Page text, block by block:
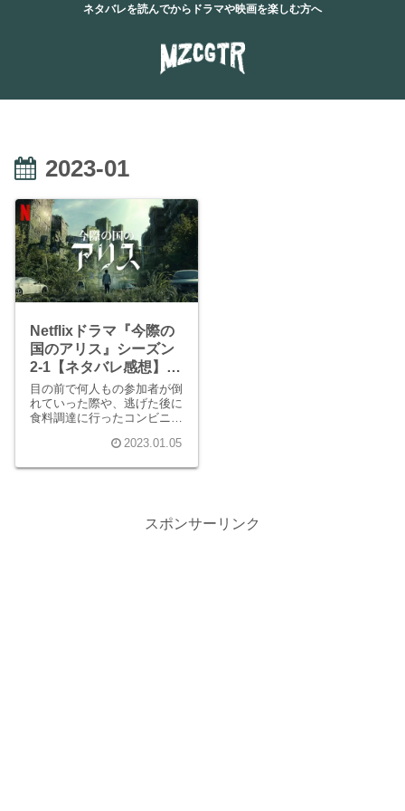
ネタバレを読んでからドラマや映画を楽しむ方へ
2023-01
Netflixドラマ『今際の
国のアリス』シーズン
2-1【ネタバレ感想】す
ぺぇどのきんぐ「さば
いばる」
目の前で何人もの参加者が倒
れていった際や、逃げた後に
食料調達に行ったコンビニに
ます。アリスと共にげぇむに
2023.01.05
スポンサーリンク